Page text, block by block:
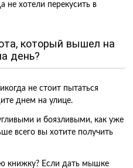
не хотели перекусить в
который вышел на
день?
не стоит пытаться
днем на улице.
и боязливыми, как уже
всего вы хотите получить
книжку? Если дать мышке